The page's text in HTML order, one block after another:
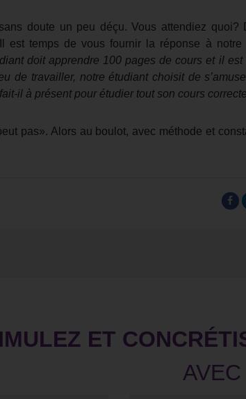
doute un peu déçu. Vous attendiez quoi?
est temps de vous fournir la réponse à notre
doit apprendre 100 pages de cours et il est
de travailler, notre étudiant choisit de
il à présent pour étudier tout son cours
pas». Alors au boulot, avec méthode et
ET